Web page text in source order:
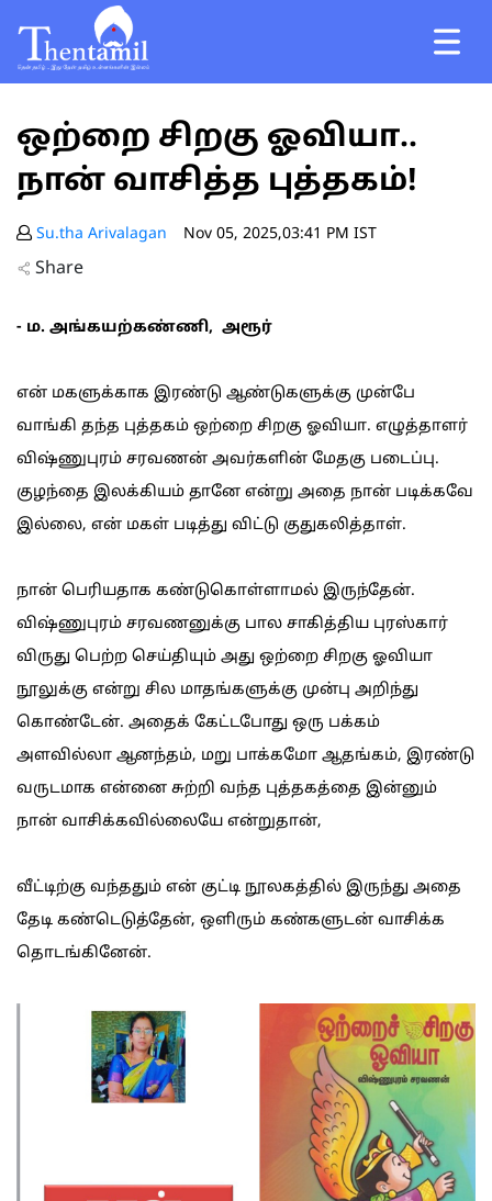
ஒற்றை சிறகு ஓவியா..
நான் வாசித்த புத்தகம்!
Su.tha Arivalagan Nov 05, 2025,03:41 PM IST
Share
- ம. அங்கயற்கண்ணி, அரூர்
என் மகளுக்காக இரண்டு ஆண்டுகளுக்கு முன்பே
வாங்கி தந்த புத்தகம் ஒற்றை சிறகு ஓவியா. எழுத்தாளர்
விஷ்ணுபுரம் சரவணன் அவர்களின் மேதகு படைப்பு.
குழந்தை இலக்கியம் தானே என்று அதை நான் படிக்கவே
இல்லை, என் மகள் படித்து விட்டு குதுகலித்தாள்.
நான் பெரியதாக கண்டுகொள்ளாமல் இருந்தேன்.
விஷ்ணுபுரம் சரவணனுக்கு பால சாகித்திய புரஸ்கார்
விருது பெற்ற செய்தியும் அது ஒற்றை சிறகு ஓவியா
நூலுக்கு என்று சில மாதங்களுக்கு முன்பு அறிந்து
கொண்டேன். அதைக் கேட்டபோது ஒரு பக்கம்
அளவில்லா ஆனந்தம், மறு பாக்கமோ ஆதங்கம், இரண்டு
வருடமாக என்னை சுற்றி வந்த புத்தகத்தை இன்னும்
நான் வாசிக்கவில்லையே என்றுதான்,
வீட்டிற்கு வந்ததும் என் குட்டி நூலகத்தில் இருந்து அதை
தேடி கண்டெடுத்தேன், ஒளிரும் கண்களுடன் வாசிக்க
தொடங்கினேன்.